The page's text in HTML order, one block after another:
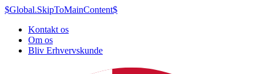
$Global.SkipToMainContent$
Kontakt os
Om os
Bliv Erhvervskunde